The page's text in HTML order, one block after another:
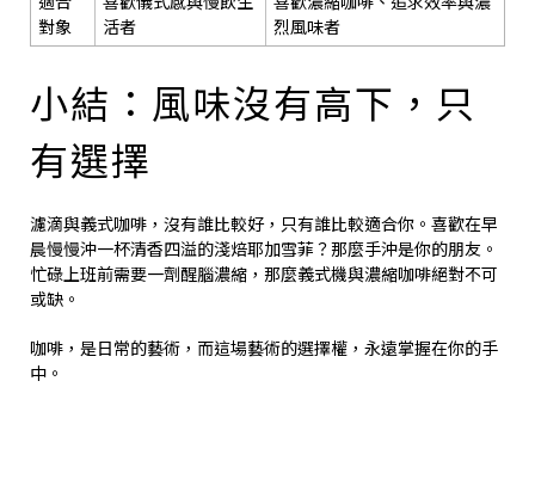
對象
活者
烈風味者
小結：風味沒有高下，只
有選擇
濾滴與義式咖啡，沒有誰比較好，只有誰比較適合你。喜歡在早
晨慢慢沖一杯清香四溢的淺焙耶加雪菲？那麼手沖是你的朋友。
忙碌上班前需要一劑醒腦濃縮，那麼義式機與濃縮咖啡絕對不可
或缺。
咖啡，是日常的藝術，而這場藝術的選擇權，永遠掌握在你的手
中。